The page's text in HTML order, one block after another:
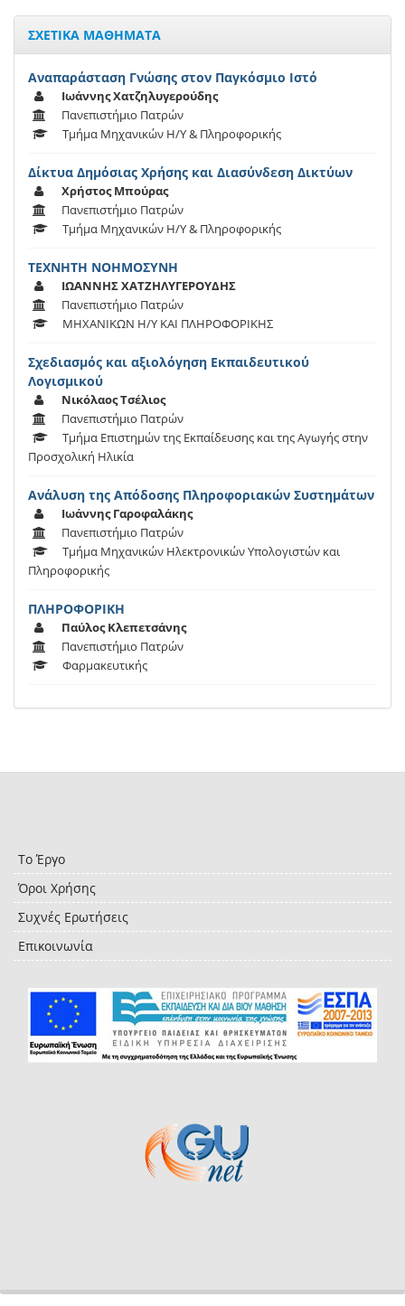
ΣΧΕΤΙΚΑ ΜΑΘΗΜΑΤΑ
Αναπαράσταση Γνώσης στον Παγκόσμιο Ιστό
Ιωάννης Χατζηλυγερούδης
Πανεπιστήμιο Πατρών
Τμήμα Μηχανικών Η/Υ & Πληροφορικής
Δίκτυα Δημόσιας Χρήσης και Διασύνδεση Δικτύων
Χρήστος Μπούρας
Πανεπιστήμιο Πατρών
Τμήμα Μηχανικών Η/Υ & Πληροφορικής
ΤΕΧΝΗΤΗ ΝΟΗΜΟΣΥΝΗ
ΙΩΑΝΝΗΣ ΧΑΤΖΗΛΥΓΕΡΟΥΔΗΣ
Πανεπιστήμιο Πατρών
ΜΗΧΑΝΙΚΩΝ Η/Υ ΚΑΙ ΠΛΗΡΟΦΟΡΙΚΗΣ
Σχεδιασμός και αξιολόγηση Εκπαιδευτικού
Λογισμικού
Νικόλαος Τσέλιος
Πανεπιστήμιο Πατρών
Τμήμα Επιστημών της Εκπαίδευσης και της Αγωγής στην
Προσχολική Ηλικία
Ανάλυση της Απόδοσης Πληροφοριακών Συστημάτων
Ιωάννης Γαροφαλάκης
Πανεπιστήμιο Πατρών
Τμήμα Μηχανικών Ηλεκτρονικών Υπολογιστών και
Πληροφορικής
ΠΛΗΡΟΦΟΡΙΚΗ
Παύλος Κλεπετσάνης
Πανεπιστήμιο Πατρών
Φαρμακευτικής
Το Έργο
Όροι Χρήσης
Συχνές Ερωτήσεις
Επικοινωνία